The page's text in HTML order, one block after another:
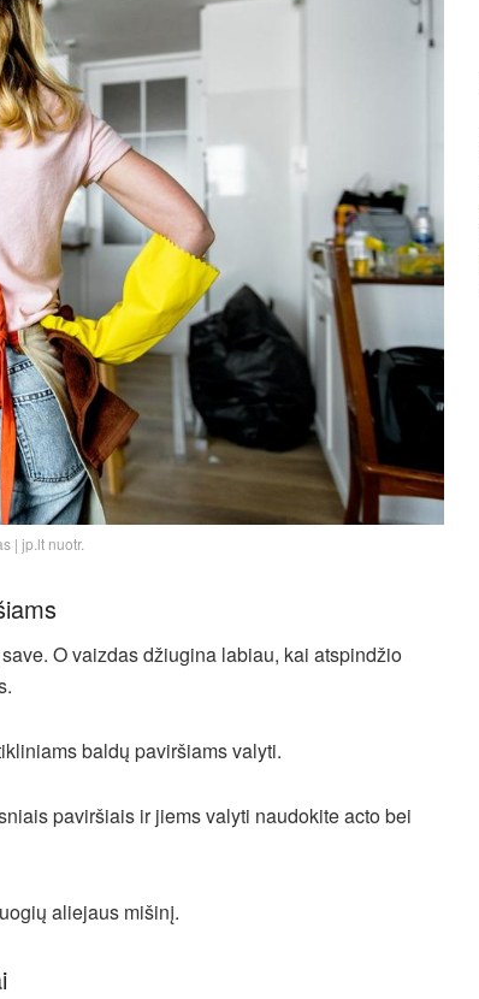
| jp.lt nuotr.
O vaizdas džiugina labiau, kai atspindžio
baldų paviršiams valyti.
paviršiais ir jiems valyti naudokite acto bei
aliejaus mišinį.